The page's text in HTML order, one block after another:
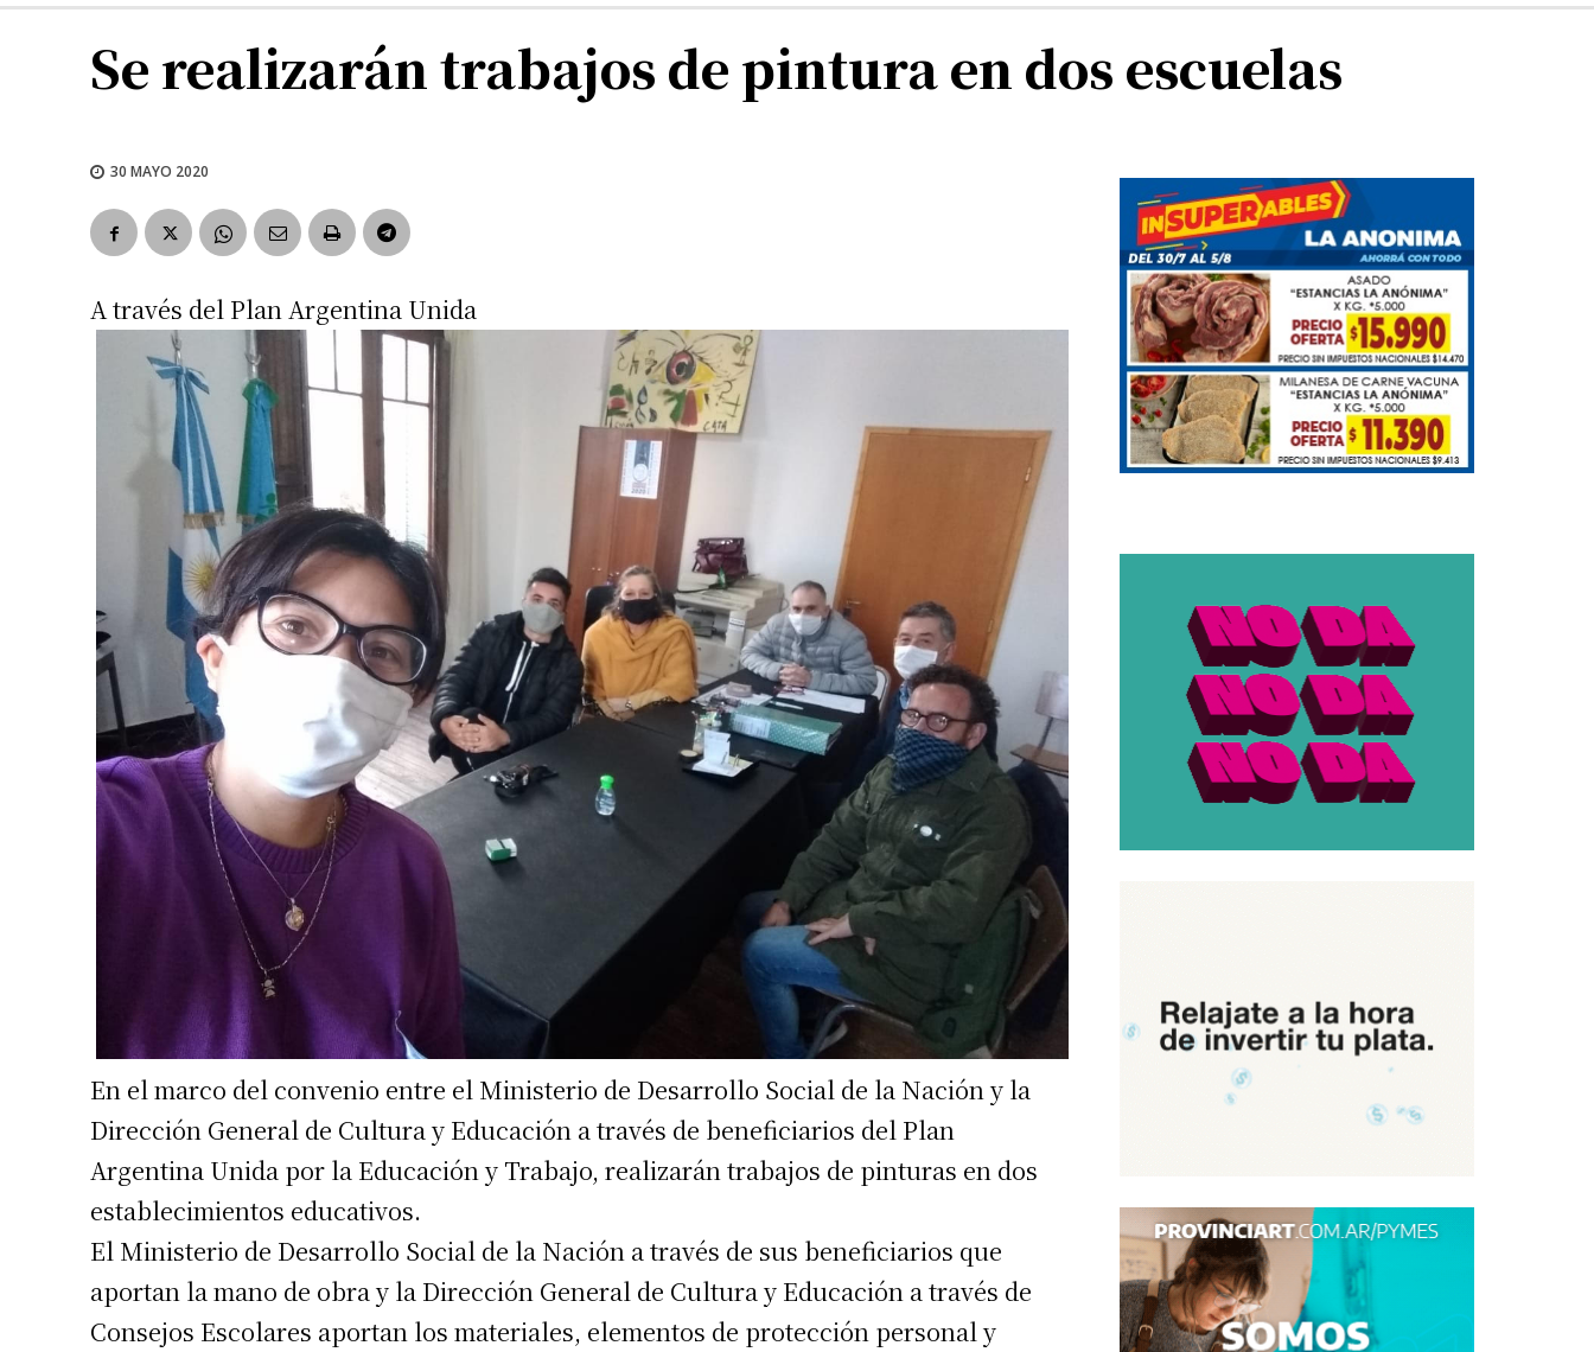
Se realizarán trabajos de pintura en dos escuelas
30 MAYO 2020
A través del Plan Argentina Unida
En el marco del convenio entre el Ministerio de Desarrollo Social de la Nación y la
Dirección General de Cultura y Educación a través de beneficiarios del Plan
Argentina Unida por la Educación y Trabajo, realizarán trabajos de pinturas en dos
establecimientos educativos.
El Ministerio de Desarrollo Social de la Nación a través de sus beneficiarios que
aportan la mano de obra y la Dirección General de Cultura y Educación a través de
Consejos Escolares aportan los materiales, elementos de protección personal y